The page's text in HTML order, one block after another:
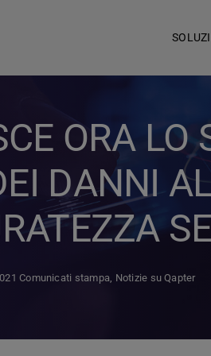
ORA LO
DANNI
Comunicati stampa Notizie su Qapter